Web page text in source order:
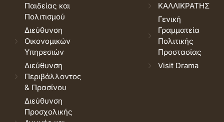
Παιδείας και
Πολιτισμού
Διεύθυνση
Οικονομικών
Υπηρεσιών
Διεύθυνση
Περιβάλλοντος
& Πρασίνου
Διεύθυνση
Προσχολικής
ΚΑΛΛΙΚΡΑΤΗΣ
Γενική
Γραμματεία
Πολιτικής
Προστασίας
Visit Drama